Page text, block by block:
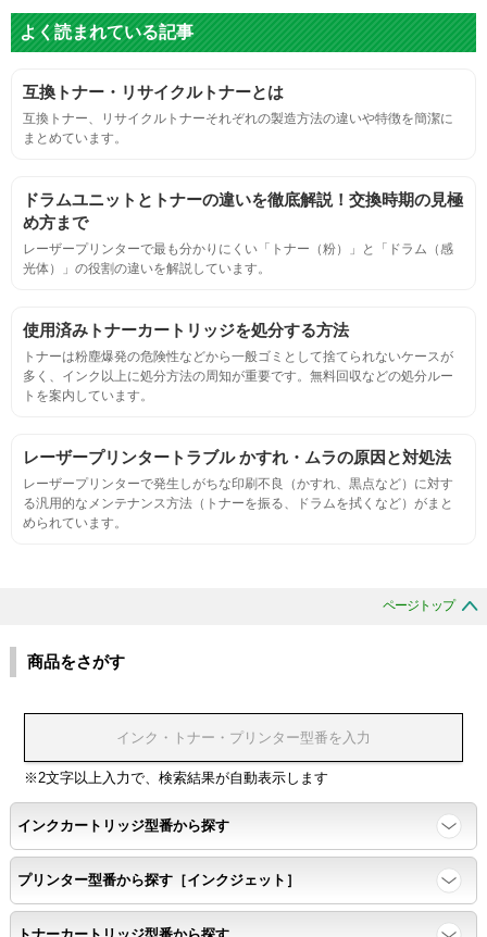
グレースケール
目視検査にて数値測定
連続印刷時の安定した印刷枚数測定
定着度
摩擦試験機で濃度値を測定
適合性
生涯印刷
印刷耐久性
ページ印刷可能枚数・連続印刷時の安定性・経時変化の影響の確
認
寿命レポート
よく読まれている記事
互換トナー・リサイクルトナーとは
互換トナー、リサイクルトナーそれぞれの製造方法の違いや特徴を簡潔に
まとめています。
ドラムユニットとトナーの違いを徹底解説！交換時期の見極
め方まで
レーザープリンターで最も分かりにくい「トナー（粉）」と「ドラム（感
光体）」の役割の違いを解説しています。
使用済みトナーカートリッジを処分する方法
トナーは粉塵爆発の危険性などから一般ゴミとして捨てられないケースが
多く、インク以上に処分方法の周知が重要です。無料回収などの処分ルー
トを案内しています。
レーザープリンタートラブル かすれ・ムラの原因と対処法
レーザープリンターで発生しがちな印刷不良（かすれ、黒点など）に対す
る汎用的なメンテナンス方法（トナーを振る、ドラムを拭くなど）がまと
められています。
ページトップ
商品をさがす
※2文字以上入力で、検索結果が自動表示します
インクカートリッジ型番から探す
プリンター型番から探す［インクジェット］